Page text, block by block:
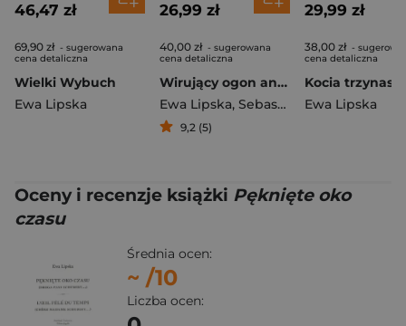
46,47 zł
69,90 zł - sugerowana
cena detaliczna
Wielki Wybuch
Ewa Lipska
26,99 zł
40,00 zł - sugerowana
cena detaliczna
Wirujący ogon antylopy Sebastian Brejnak do Ewy Lipskiej Ewa Lipska do Sebastiana Brejnaka
Ewa Lipska, Sebastian Brejnak
9,2 (5)
29,99 zł
38,00 zł -
cena detaliczna
Kocia
Ewa Lipska
Oceny i recenzje książki Pęknięte oko
czasu
Średnia ocen:
~ /10
Liczba ocen: